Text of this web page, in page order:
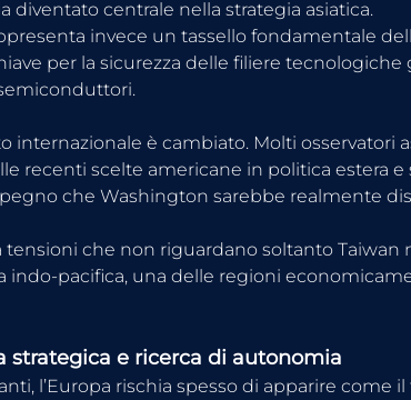
diventato centrale nella strategia asiatica.
invece un tassello fondamentale
per la sicurezza delle filiere tecnologiche
internazionale è cambiato. Molti osservatori
recenti scelte americane in politica estera e
che Washington sarebbe realmente
che non riguardano soltanto Taiwan
indo-pacifica, una delle regioni
strategica e ricerca di autonomia
l’Europa rischia spesso di apparire come